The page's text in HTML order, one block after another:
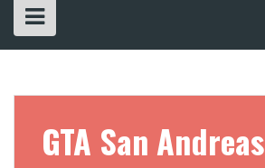
GTA San Andreas